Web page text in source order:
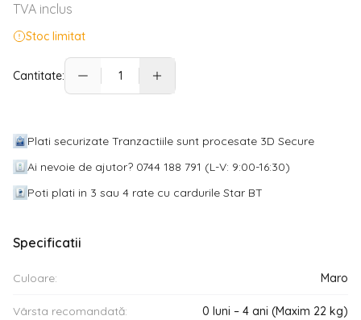
TVA inclus
Stoc limitat
Cantitate:
Plati securizate Tranzactiile sunt procesate 3D Secure
Ai nevoie de ajutor? 0744 188 791 (L-V: 9:00-16:30)
Poti plati in 3 sau 4 rate cu cardurile Star BT
Specificatii
Culoare: Maro
Vârsta recomandată: 0 luni – 4 ani (Maxim 22 kg)